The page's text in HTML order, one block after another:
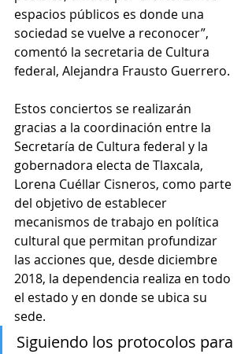
espacios públicos es donde una
sociedad se vuelve a reconocer”,
comentó la secretaria de Cultura
federal, Alejandra Frausto Guerrero.
Estos conciertos se realizarán
gracias a la coordinación entre la
Secretaría de Cultura federal y la
gobernadora electa de Tlaxcala,
Lorena Cuéllar Cisneros, como parte
del objetivo de establecer
mecanismos de trabajo en política
cultural que permitan profundizar
las acciones que, desde diciembre
2018, la dependencia realiza en todo
el estado y en donde se ubica su
sede.
Siguiendo los protocolos para